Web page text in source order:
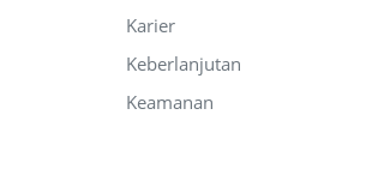
Karier
Keberlanjutan
Keamanan